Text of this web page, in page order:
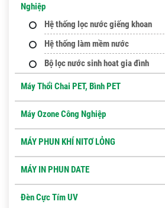
Nghiệp
Hệ thống lọc nước giếng khoan
Hệ thống làm mềm nước
Bộ lọc nước sinh hoat gia đình
Máy Thổi Chai PET, Bình PET
Máy Ozone Công Nghiệp
MÁY PHUN KHÍ NITƠ LỎNG
MÁY IN PHUN DATE
Đèn Cực Tím UV